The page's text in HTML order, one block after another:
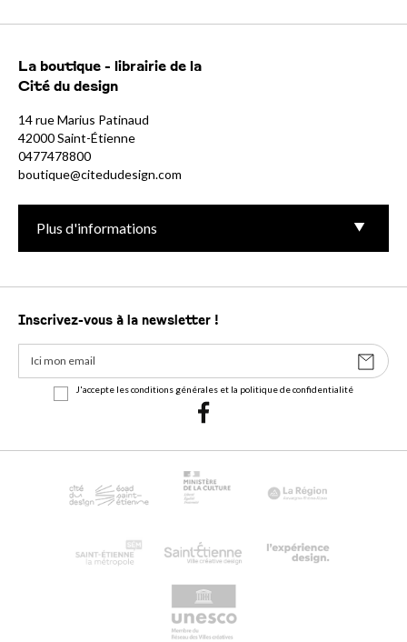
La boutique - librairie de la
Cité du design
14 rue Marius Patinaud
42000 Saint-Étienne
0477478800
boutique@citedudesign.com
Plus d'informations
Inscrivez-vous à la newsletter !
J'accepte les conditions générales et la politique de confidentialité